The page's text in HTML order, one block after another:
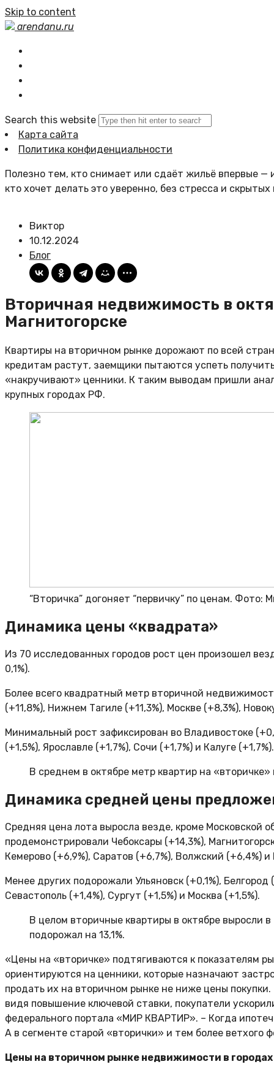
Skip to content
arendanu.ru
Search this website
Карта сайта
Политика конфиденциальности
Полезно тем, кто снимает или сдаёт жильё впервые —
кто хочет делать это уверенно, без стресса и
Виктор
10.12.2024
Блог
Вторичная недвижимость в
Магнитогорске
Квартиры на вторичном рынке дорожают по всей
кредитам растут, заемщики пытаются успеть
«накручивают» ценники. К таким выводам пришли
крупных городах РФ.
“Вторичка” догоняет “первичку” по ценам. Фото:
Динамика цены «квадрата»
Из 70 исследованных городов рост цен произошел
0,1%).
Более всего квадратный метр вторичной
(+11,8%), Нижнем Тагиле (+11,3%), Москве (+8,3%),
Минимальный рост зафиксирован во Владивостоке
(+1,5%), Ярославле (+1,7%), Сочи (+1,7%) и Калуге (+1,7%).
В среднем в октябре метр квартир на «вторичке»
Динамика средней цены
Средняя цена лота выросла везде, кроме Московской
продемонстрировали Чебоксары (+14,3%),
Кемерово (+6,9%), Саратов (+6,7%), Волжский (+6,4%) и
Менее других подорожали Ульяновск (+0,1%), Белгород
Севастополь (+1,4%), Сургут (+1,5%) и Москва (+1,5%).
В целом вторичные квартиры в октябре выросли
подорожал на 13,1%.
«Цены на «вторичке» подтягиваются к показателям
ориентируются на ценники, которые назначают
продать их на вторичном рынке не ниже цены
видя повышение ключевой ставки, покупатели
федерального портала «МИР КВАРТИР». – Когда
А в сегменте старой «вторички» и тем более ветхого
Цены на вторичном рынке недвижимости в